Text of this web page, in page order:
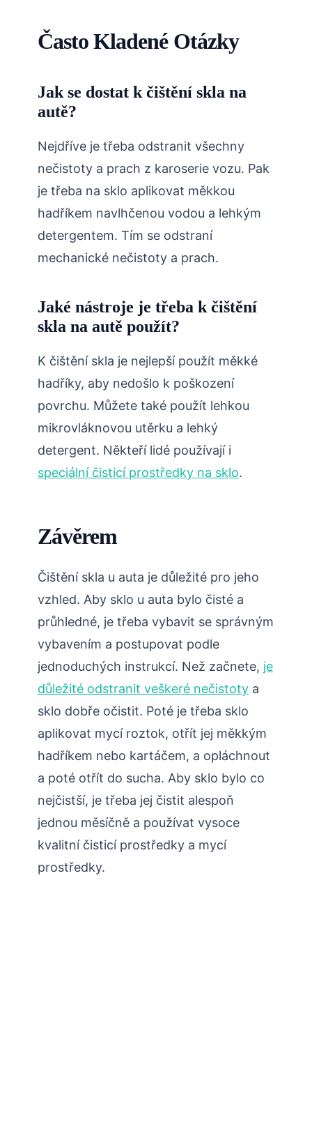
Často Kladené Otázky
Jak se dostat k čištění skla na
autě?
Nejdříve je třeba odstranit všechny
nečistoty a prach z karoserie vozu. Pak
je třeba na sklo aplikovat měkkou
hadříkem navlhčenou vodou a lehkým
detergentem. Tím se odstraní
mechanické nečistoty a prach.
Jaké nástroje je třeba k čištění
skla na autě použít?
K čištění skla je nejlepší použít měkké
hadříky, aby nedošlo k poškození
povrchu. Můžete také použít lehkou
mikrovláknovou utěrku a lehký
detergent. Někteří lidé používají i
speciální čisticí prostředky na sklo.
Závěrem
Čištění skla u auta je důležité pro jeho
vzhled. Aby sklo u auta bylo čisté a
průhledné, je třeba vybavit se správným
vybavením a postupovat podle
jednoduchých instrukcí. Než začnete, je
důležité odstranit veškeré nečistoty a
sklo dobře očistit. Poté je třeba sklo
aplikovat mycí roztok, otřít jej měkkým
hadříkem nebo kartáčem, a opláchnout
a poté otřít do sucha. Aby sklo bylo co
nejčistší, je třeba jej čistit alespoň
jednou měsíčně a používat vysoce
kvalitní čisticí prostředky a mycí
prostředky.